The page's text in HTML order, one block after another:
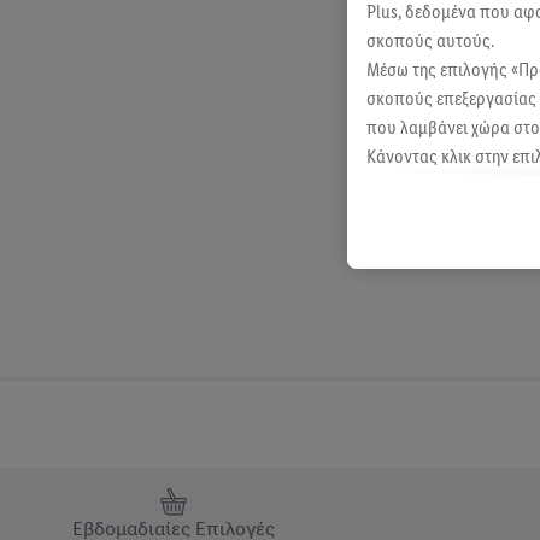
Εβδομαδιαίες Επιλογές
Plus, δεδομένα που
σκοπούς αυτούς.
Μέσω της επιλογής
σκοπούς επεξεργασίας
που λαμβάνει χώρα στο
Κάνοντας κλικ στην
Περαιτέρω
μας.Μπορείτε να